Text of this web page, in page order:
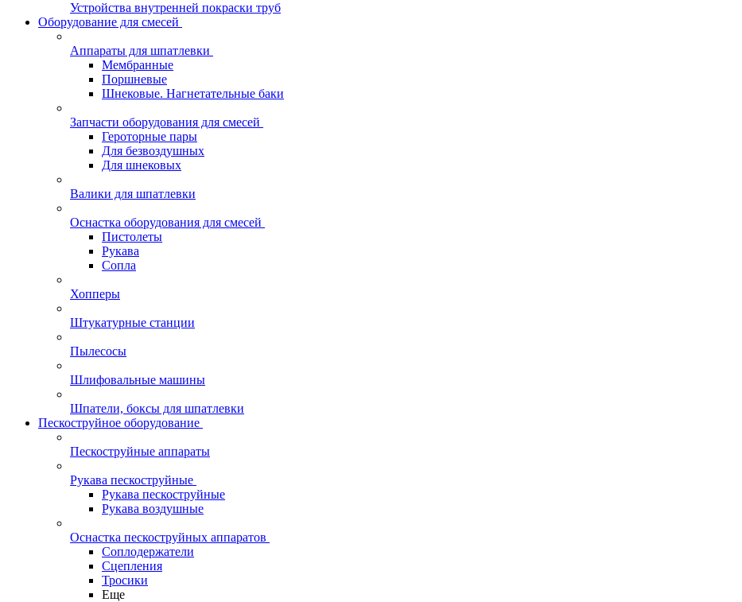
Устройства внутренней покраски труб
Оборудование для смесей
Аппараты для шпатлевки
Мембранные
Поршневые
Шнековые. Нагнетательные баки
Запчасти оборудования для смесей
Героторные пары
Для безвоздушных
Для шнековых
Валики для шпатлевки
Оснастка оборудования для смесей
Пистолеты
Рукава
Сопла
Хопперы
Штукатурные станции
Пылесосы
Шлифовальные машины
Шпатели, боксы для шпатлевки
Пескоструйное оборудование
Пескоструйные аппараты
Рукава пескоструйные
Рукава пескоструйные
Рукава воздушные
Оснастка пескоструйных аппаратов
Соплодержатели
Сцепления
Тросики
Еще